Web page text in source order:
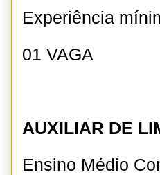
Experiência
01 VAGA
AUXILIAR DE
Ensino Médio